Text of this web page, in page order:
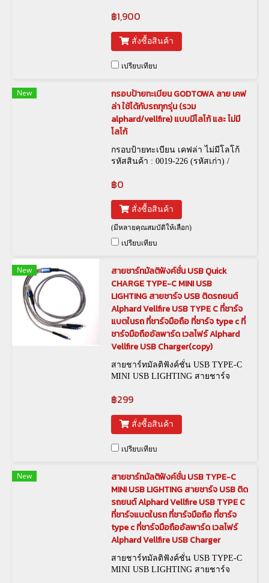
฿1,900
สั่งซื้อสินค้า
เปรียบเทียบ
New
กรอบป้ายทะเบียน GODTOWA ลาย เคฟ
ล่า ใช้ได้กับรถทุกรุ่น (รวม
alphard/vellfire) แบบมีโลโก้ และ ไม่มี
โลโก้
กรอบป้ายทะเบียน เคฟล่า ไม่มีโลโก้
รหัสสินค้า : 0019-226 (รหัสเก่า) /
ทะเบียน Godtowa เคฟล่า 0019-127
฿0
สั่งซื้อสินค้า
(มีหลายคุณสมบัติให้เลือก)
เปรียบเทียบ
New
สายชาร์ทมัลติฟังค์ชั่น USB Quick
CHARGE TYPE-C MINI USB
LIGHTING สายชาร์จ USB ติดรถยนต์
Alphard Vellfire USB TYPE C ที่ชาร์จ
แบตในรถ ที่ชาร์จมือถือ ที่ชาร์จ type c ที่
ชาร์จมือถืออัลพาร์ด เวลไฟร์ Alphard
Vellfire USB Charger(copy)
สายชาร์ทมัลติฟังค์ชั่น USB TYPE-C
MINI USB LIGHTING สายชาร์จ
฿299
สั่งซื้อสินค้า
เปรียบเทียบ
New
สายชาร์ทมัลติฟังค์ชั่น USB TYPE-C
MINI USB LIGHTING สายชาร์จ USB ติด
รถยนต์ Alphard Vellfire USB TYPE C
ที่ชาร์จแบตในรถ ที่ชาร์จมือถือ ที่ชาร์จ
type c ที่ชาร์จมือถืออัลพาร์ด เวลไฟร์
Alphard Vellfire USB Charger
สายชาร์ทมัลติฟังค์ชั่น USB TYPE-C
MINI USB LIGHTING สายชาร์จ